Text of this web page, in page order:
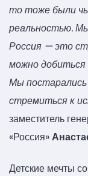
то тоже были
реальностью.
Россия — это
можно добиться
Мы
стремиться к
заместитель
«Россия»
Детские мечты